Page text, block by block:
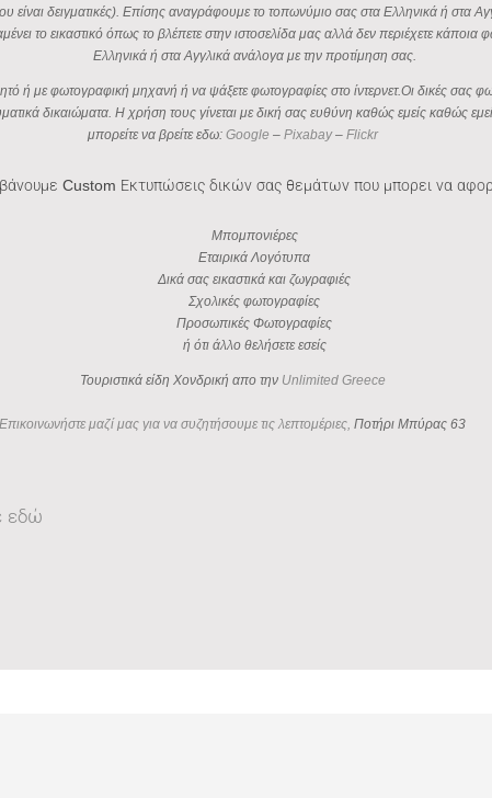
είναι δειγματικές). Επίσης αναγράφουμε το τοπωνύμιο σας στα Ελληνικά ή στα
το εικαστικό όπως το βλέπετε στην ιστοσελίδα μας αλλά δεν περιέχετε
Ελληνικά ή στα Αγγλικά ανάλογα με την προτίμηση σας.
ή με φωτογραφική μηχανή ή να ψάξετε φωτογραφίες στο ίντερνετ.Οι δικές
δικαιώματα. Η χρήση τους γίνεται με δική σας ευθύνη καθώς εμείς καθώς
μπορείτε να βρείτε εδω: Google – Pixabay– Flickr
Custom Εκτυπώσεις δικών σας θεμάτων που μπορει να
Μπομπονιέρες
Εταιρικά Λογότυπα
Δικά σας εικαστικά και ζωγραφιές
Σχολικές φωτογραφίες
Προσωπικές Φωτογραφίες
ή ότι άλλο θελήσετε εσείς
Τουριστικά είδη Χονδρική απο την Unlimited Greece
Επικοινωνήστε μαζί μας για να συζητήσουμε τις λεπτομέριες, Ποτήρι Μπύρας 63
εδώ